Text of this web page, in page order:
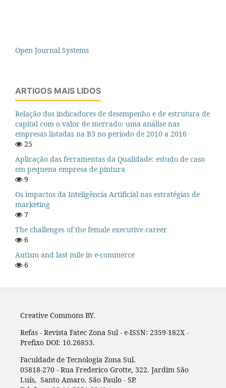
Open Journal Systems
ARTIGOS MAIS LIDOS
Relação dos indicadores de desempenho e de estrutura de
capital com o valor de mercado: uma análise nas
empresas listadas na B3 no período de 2010 a 2016
25
Aplicação das ferramentas da Qualidade: estudo de caso
em pequena empresa de pintura
9
Os impactos da Inteligência Artificial nas estratégias de
marketing
7
The challenges of the female executive career
6
Autism and last mile in e-commerce
6
Creative Commons BY.
Refas - Revista Fatec Zona Sul - e-ISSN: 2359-182X -
Prefixo DOI: 10.26853.
Faculdade de Tecnologia Zona Sul.
05818-270 - Rua Frederico Grotte, 322. Jardim São
Luís, Santo Amaro. São Paulo - SP.